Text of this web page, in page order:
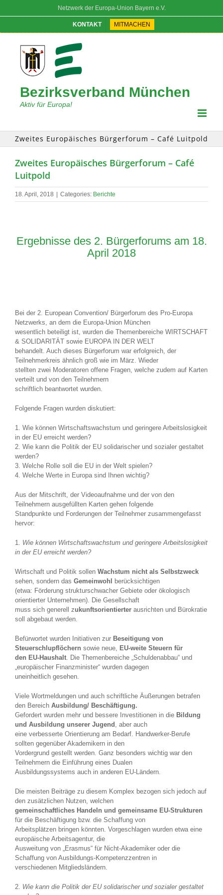
Netzwerk der Europa-Union Bayern e.V.
KONTAKT MITMACHEN
Bezirksverband München
Aktiv für Europa!
Zweites Europäisches Bürgerforum – Café Luitpold
Zweites Europäisches Bürgerforum – Café
Luitpold
18. April, 2018 Categories: Berichte
Ergebnisse des 2. Bürgerforums am 18.
April 2018
Bei der 2. European Convention/ Bürgerforum des Pro-Europa
Netzwerks, an dem die Europa-Union München
wesentlich beteiligt ist, wurden die Themenbereiche WIRTSCHAFT
& SOLIDARITÄT sowie EUROPA IN DER WELT
behandelt. Auch dieses Bürgerforum war erfolgreich, der
Teilnehmerkreis ähnlich groß wie im März. Wieder
stellten zwei Moderatoren offene Fragen, welche zudem auf Karten
verteilt und von den Teilnehmern
schriftlich beantwortet wurden.
Folgende Fragen wurden diskutiert:
1. Wie können Wirtschaftswachstum und geringere Arbeitslosigkeit
in der EU erreicht werden?
2. Wie kann die Politik der EU solidarischer und sozialer gestaltet
werden?
3. Welche Rolle soll die EU in der Welt spielen?
4. Welche Werte in Europa sind Ihnen wichtig?
Aus der Mitschrift, der Videoaufnahme und der von den
Teilnehmern ausgefüllten Karten gehen folgende
Standpunkte und Forderungen der Teilnehmer zusammengefasst
hervor:
1. Wie können Wirtschaftswachstum und geringere Arbeitslosigkeit
in der EU erreicht werden?
Wirtschaft und Politik sollen Wachstum nicht als Selbstzweck
sehen, sondern das Gemeinwohl
berücksichtigen
(etwa: Förderung strukturschwacher Gebiete oder ökologisch
orientierter Unternehmen). Die Gesellschaft
muss sich generell zukunftsorientierter ausrichten und Bürokratie
soll abgebaut werden.
Befürwortet wurden Initiativen zur Beseitigung von
Steuerschlupflöchern sowie neue, EU-weite Steuern für
den EU-Haushalt. Die Themenbereiche „Schuldenabbau“ und
„europäischer Finanzminister“ wurden dagegen
uneinheitlich gesehen.
Viele Wortmeldungen und auch schriftliche Äußerungen betrafen
den Bereich Ausbildung/ Beschäftigung.
Gefordert wurden mehr und bessere Investitionen in die Bildung
und Ausbildung unserer Jugend , aber auch
eine verbesserte Orientierung am Bedarf. Handwerker-Berufe
sollten gegenüber Akademikern in den
Vordergrund gestellt werden. Ganz besonders wichtig war den
Teilnehmern die Einführung eines Dualen
Ausbildungssystems auch in anderen EU-Ländern.
Die meisten Beiträge zu diesem Komplex bezogen sich jedoch auf
den zusätzlichen Nutzen, welchen
gemeinschaftliches Handeln und gemeinsame EU-Strukturen
für die Beschäftigung bzw. die Schaffung von
Arbeitsplätzen bringen könnten. Vorgeschlagen wurden etwa eine
europäische Arbeitsagentur, die
Ausweitung von „Erasmus“ für Nicht-Akademiker oder die
Schaffung von Ausbildungs-Kompetenzzentren in
verschiedenen Mitgliedsländern.
2. Wie kann die Politik der EU solidarischer und sozialer gestaltet